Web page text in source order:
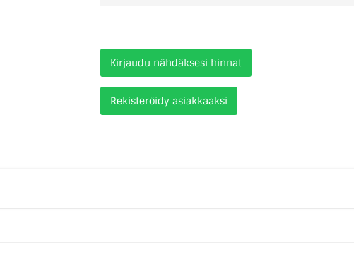
Kirjaudu nähdäksesi hinnat
Rekisteröidy asiakkaaksi